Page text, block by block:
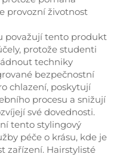
provozní životnost
považují tento produkt
protože studenti
techniky
bezpečnostní
chlazení, poskytují
procesu a snižují
své dovednosti.
tento stylingový
péče o krásu, kde je
zařízení. Hairstylisté